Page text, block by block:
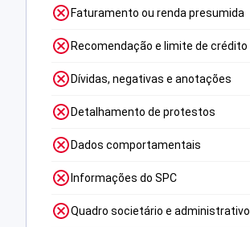
Faturamento ou renda presumida
Recomendação e limite de crédito
Dívidas, negativas e anotações
Detalhamento de protestos
Dados comportamentais
Informações do SPC
Quadro societário e administrativo